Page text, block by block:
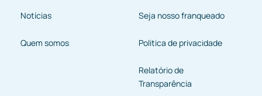
Notícias
Quem somos
Seja nosso franqueado
Politica de privacidade
Relatório de
Transparência